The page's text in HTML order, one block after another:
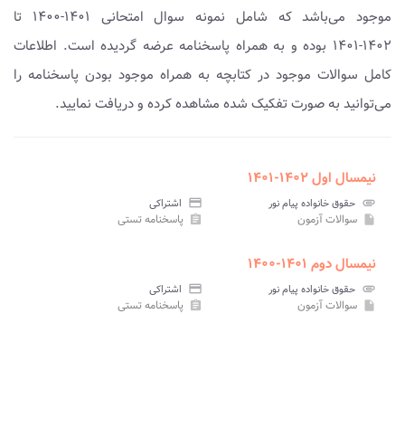
موجود می‌باشد که شامل نمونه سوال امتحانی ۱۴۰۱-۱۴۰۰ تا
۱۴۰۲-۱۴۰۱ بوده و به همراه پاسخنامه عرضه گردیده است. اطلاعات
کامل سوالات موجود در کتابچه به همراه موجود بودن پاسخنامه را
می‌توانید به صورت تفکیک شده مشاهده کرده و دریافت نمایید.
نیمسال اول ۱۴۰۲-۱۴۰۱
attachment حقوق خانواده پیام نور credit_card اشتراکی
insert_drive_file سوالات آزمون assignment پاسخنامه تستی
نیمسال دوم ۱۴۰۱-۱۴۰۰
attachment حقوق خانواده پیام نور credit_card اشتراکی
insert_drive_file سوالات آزمون assignment پاسخنامه تستی